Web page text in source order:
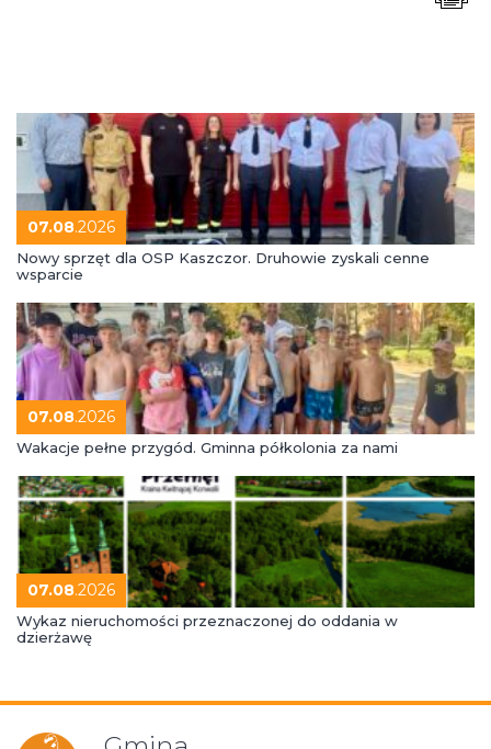
07.08.2026
Nowy sprzęt dla OSP Kaszczor. Druhowie zyskali cenne
wsparcie
07.08.2026
Wakacje pełne przygód. Gminna półkolonia za nami
07.08.2026
Wykaz nieruchomości przeznaczonej do oddania w
dzierżawę